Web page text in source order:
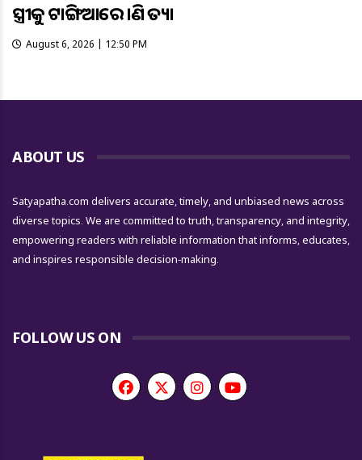
ସ୍ତ୍ରୀକୁ ଟାଙ୍ଗିଆରେ ହାଣି ହତ୍ୟା
August 6, 2026 | 12:50 PM
ABOUT US
Satyapatha.com delivers accurate, timely, and unbiased news across
diverse topics. We are committed to truth, transparency, and integrity,
empowering readers with reliable information that informs, educates,
and inspires responsible decision-making.
FOLLOW US ON